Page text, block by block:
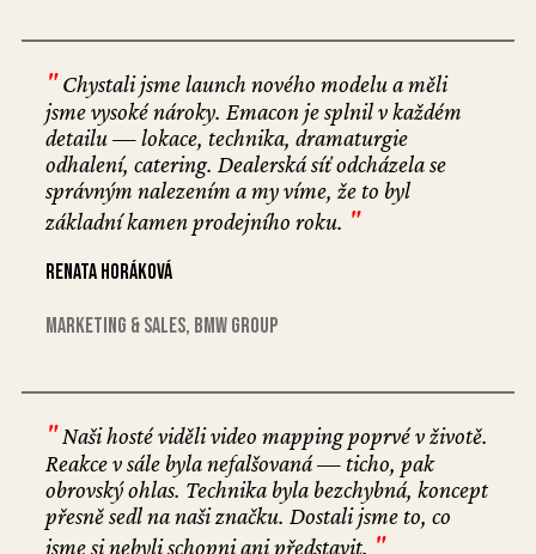
"Chystali jsme launch nového modelu a měli
jsme vysoké nároky. Emacon je splnil v každém
detailu — lokace, technika, dramaturgie
odhalení, catering. Dealerská síť odcházela se
správným nalezením a my víme, že to byl
základní kamen prodejního roku. "
Renata Horáková
marketing & sales, BMW Group
"Naši hosté viděli video mapping poprvé v životě.
Reakce v sále byla nefalšovaná — ticho, pak
obrovský ohlas. Technika byla bezchybná, koncept
přesně sedl na naši značku. Dostali jsme to, co
jsme si nebyli schopni ani představit. "